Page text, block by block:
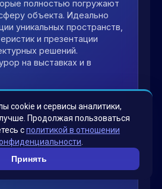
полностью погружают
объекта. Идеально
уникальных пространств,
и презентации
решений.
на выставках и в
cookie и сервисы аналитики,
Продолжая пользоваться
сполитикой в отношении
Принять